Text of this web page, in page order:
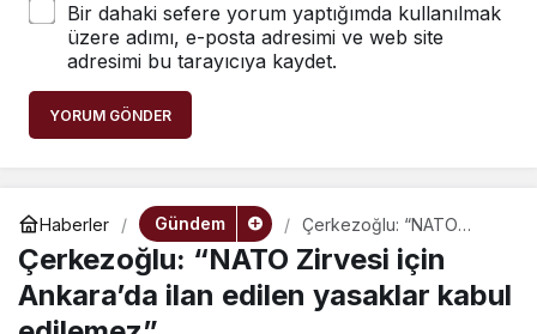
Bir dahaki sefere yorum yaptığımda kullanılmak
üzere adımı, e-posta adresimi ve web site
adresimi bu tarayıcıya kaydet.
YORUM GÖNDER
Haberler Gündem
Çerkezoğlu: “NATO
Zirvesi için Ankara’da ilan
edilen yasaklar kabul
edilemez”
Çerkezoğlu: “NATO Zirvesi için
Ankara’da ilan edilen yasaklar kabul